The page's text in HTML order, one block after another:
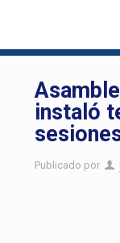
instaló
Publicado por